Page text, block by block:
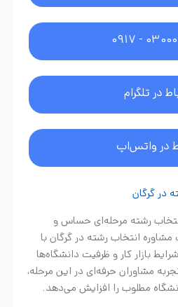
0917 -
در تلگرام
در واتس‌اپ
در گرگان
رشته مرحله‌ای حساس و
انتخاب رشته در گرگان با
بازار کار و ظرفیت دانشگاه‌ها
مشاوران حرفه‌ای در این مرحله،
مطلوب را افزایش می‌دهد.